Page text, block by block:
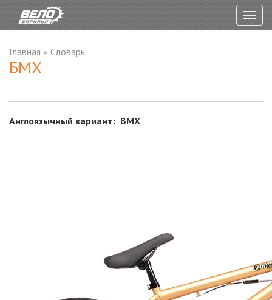
Главная » Словарь
БМХ
Англоязычный вариант: BMX